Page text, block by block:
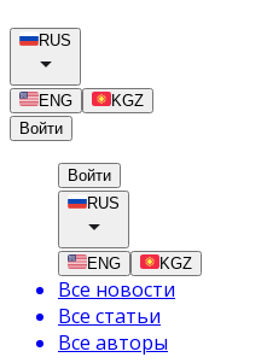
RUS
ENG
KGZ
Войти
Войти
RUS
ENG KGZ
Все новости
Все статьи
Все авторы